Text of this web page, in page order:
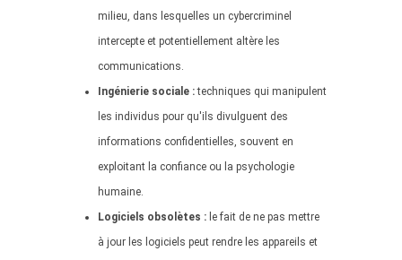
milieu, dans lesquelles un cybercriminel
intercepte et potentiellement altère les
communications.
Ingénierie sociale :techniques qui manipulent
les individus pour qu'ils divulguent des
informations confidentielles, souvent en
exploitant la confiance ou la psychologie
humaine.
Logiciels obsolètes : le fait de ne pas mettre
à jour les logiciels peut rendre les appareils et